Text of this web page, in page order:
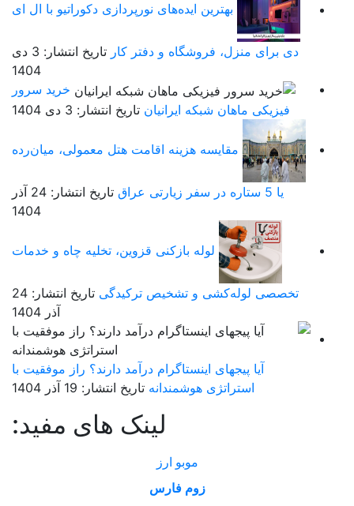
بهترین ایده‌های نورپردازی دکوراتیو با ال ای
دی برای منزل، فروشگاه و دفتر کار
تاریخ انتشار: 3 دی
1404
خرید سرور
فیزیکی ماهان شبکه ایرانیان تاریخ انتشار: 3 دی 1404
مقایسه هزینه اقامت هتل معمولی، میان‌رده
تاریخ انتشار: 24 آذر
1404
لوله بازکنی قزوین، تخلیه چاه و خدمات
تخصصی لوله‌کشی و تشخیص ترکیدگی
تاریخ انتشار: 24
آیا پیجهای اینستاگرام درآمد دارند؟ راز موفقیت با
استراتژی هوشمندانه تاریخ انتشار: 19 آذر 1404
لینک های مفید:
موبو ارز
زوم فارس